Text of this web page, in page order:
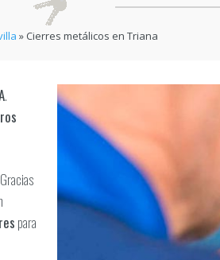
» Cierres metálicos en Triana
.
para